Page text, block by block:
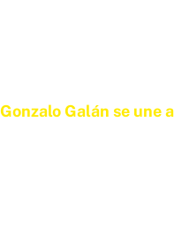
Gonzalo Galán se une